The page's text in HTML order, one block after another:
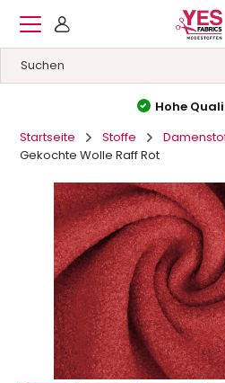
Hohe Qualität&
Startseite
Stoffe
Gekochte Wolle Raff Rot